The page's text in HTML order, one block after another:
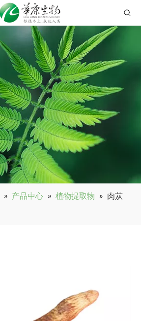
» 产品中心 » 植物提取物 » 肉苁